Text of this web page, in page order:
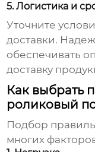
5. Логистика и
Уточните
доставки.
обеспечивать
доставку
Как выбрать
роликовый
Подбор
многих